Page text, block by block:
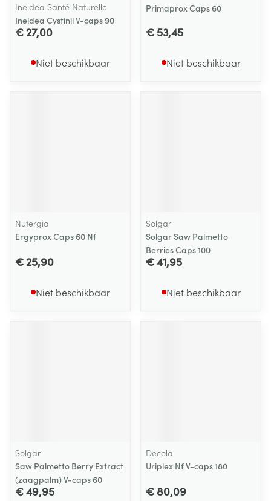
Ineldea Santé Naturelle
Ineldea Cystinil V-caps 90
€ 27,00
Niet beschikbaar
Primaprox Caps 60
€ 53,45
Niet beschikbaar
Nutergia
Ergyprox Caps 60 Nf
€ 25,90
Niet beschikbaar
Solgar
Solgar Saw Palmetto
Berries Caps 100
€ 41,95
Niet beschikbaar
Solgar
Saw Palmetto Berry Extract
(zaagpalm) V-caps 60
€ 49,95
Decola
Uriplex Nf V-caps 180
€ 80,09